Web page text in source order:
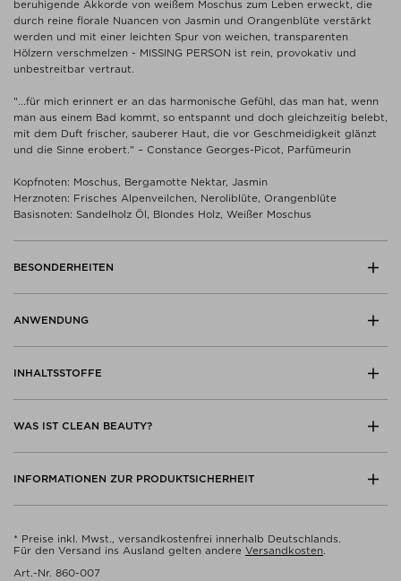
beruhigende Akkorde von weißem Moschus zum Leben erweckt, die
durch reine florale Nuancen von Jasmin und Orangenblüte verstärkt
werden und mit einer leichten Spur von weichen, transparenten
Hölzern verschmelzen - MISSING PERSON ist rein, provokativ und
unbestreitbar vertraut.
"...für mich erinnert er an das harmonische Gefühl, das man hat, wenn
man aus einem Bad kommt, so entspannt und doch gleichzeitig belebt,
mit dem Duft frischer, sauberer Haut, die vor Geschmeidigkeit glänzt
und die Sinne erobert." – Constance Georges-Picot, Parfümeurin
Kopfnoten: Moschus, Bergamotte Nektar, Jasmin
Herznoten: Frisches Alpenveilchen, Neroliblüte, Orangenblüte
Basisnoten: Sandelholz Öl, Blondes Holz, Weißer Moschus
BESONDERHEITEN
ANWENDUNG
INHALTSSTOFFE
WAS IST CLEAN BEAUTY?
INFORMATIONEN ZUR PRODUKTSICHERHEIT
* Preise inkl. Mwst., versandkostenfrei innerhalb Deutschlands.
Für den Versand ins Ausland gelten andere Versandkosten.
Art.-Nr. 860-007